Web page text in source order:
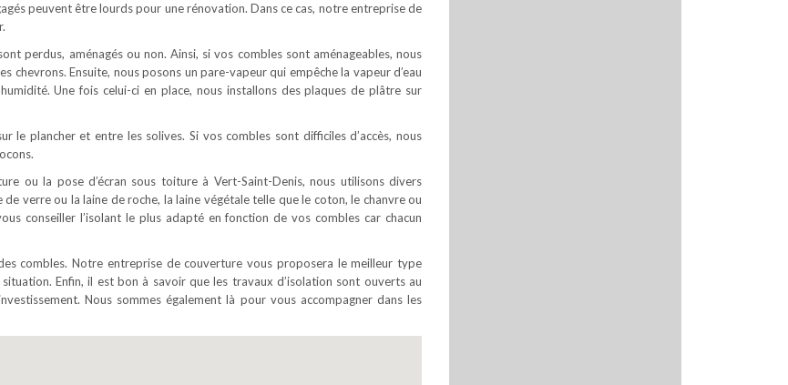
peuvent être lourds pour une rénovation. Dans ce cas, notre entreprise de
perdus, aménagés ou non. Ainsi, si vos combles sont aménageables, nous
chevrons. Ensuite, nous posons un pare-vapeur qui empêche la vapeur d’eau
Une fois celui-ci en place, nous installons des plaques de plâtre sur
le plancher et entre les solives. Si vos combles sont difficiles d’accès, nous
ou la pose d’écran sous toiture à Vert-Saint-Denis, nous utilisons divers
verre ou la laine de roche, la laine végétale telle que le coton, le chanvre ou
conseiller l’isolant le plus adapté en fonction de vos combles car chacun
combles. Notre entreprise de couverture vous proposera le meilleur type
Enfin, il est bon à savoir que les travaux d’isolation sont ouverts au
Nous sommes également là pour vous accompagner dans les